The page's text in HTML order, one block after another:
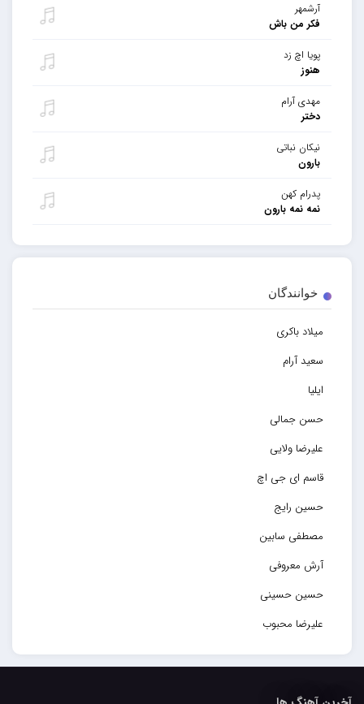
آرشمهر
فکر من باش
پویا اچ زد
هنوز
مهدی آرام
دختر
نیکان نباتی
بارون
پدرام کهن
نمه نمه بارون
خوانندگان
میلاد باکری
سعید آرام
ایلیا
حسن جمالی
علیرضا ولایی
قاسم ای جی اچ
حسین رایج
مصطفی سابین
آرش معروفی
حسین حسینی
علیرضا محبوب
حسین حصارکی